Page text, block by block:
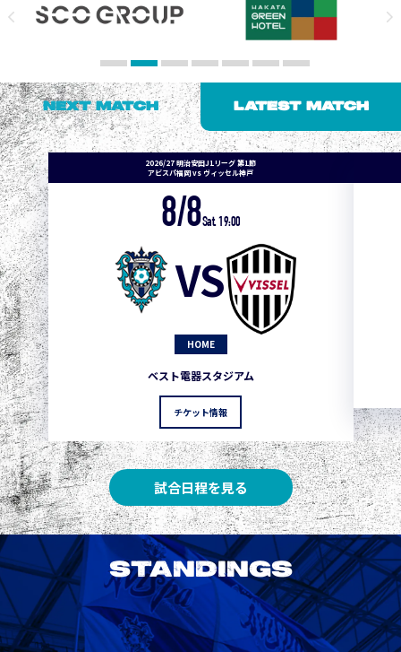
NEXT MATCH LATEST MATCH
2026/27 明治安田J1リーグ 第1節
アビスパ福岡 vs ヴィッセル神戸
8/8Sat. 19:00
VS
HOME
ベスト電器スタジアム
チケット情報
試合日程を見る
STANDINGS